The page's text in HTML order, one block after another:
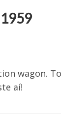
wagon.
aí!